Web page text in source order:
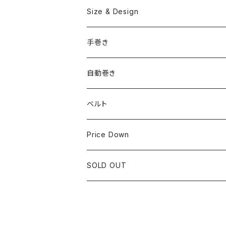
OMEGA
ROLEX
国産ブランド
SEIKO
CITIZEN
Size & Design
~24.9mm
25mm~29.9mm
30mm~34.9mm
35mm~39.9mm
40mm~
手巻き
自動巻き
ベルト
HIRSCHベルト
SSブレスレット
Price Down
SOLD OUT